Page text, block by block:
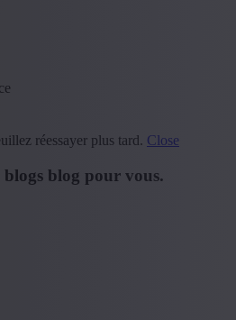
réessayer plus tard. Close
blogs blog pour vous.